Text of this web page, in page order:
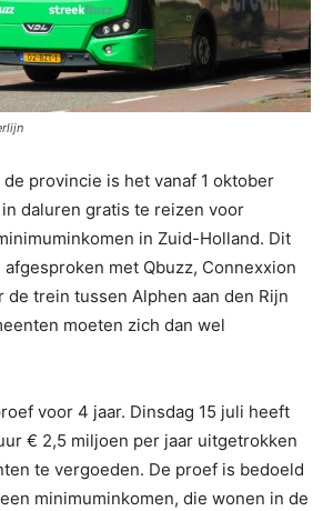
provincie is het vanaf 1 oktober
daluren gratis te reizen voor
in Zuid-Holland. Dit
met Qbuzz, Connexxion
de trein tussen Alphen aan den Rijn
moeten zich dan wel
voor 4 jaar. Dinsdag 15 juli heeft
€ 2,5 miljoen per jaar uitgetrokken
te vergoeden. De proef is bedoeld
minimuminkomen, die wonen in de